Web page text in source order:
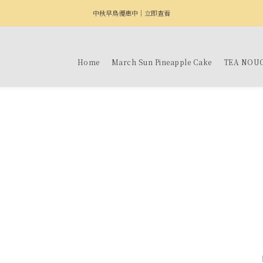
中秋早鳥優惠中｜立即查看
Home March Sun Pineapple Cake TEA